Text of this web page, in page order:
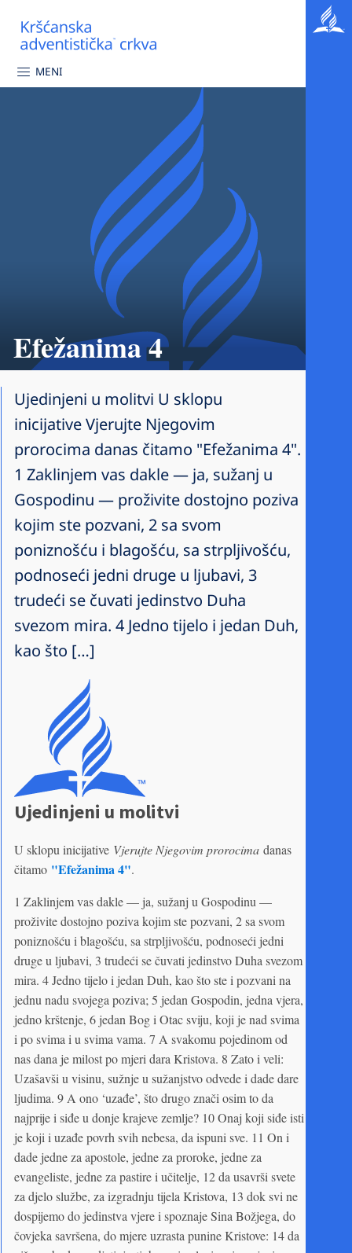
MENI
Efežanima 4
Ujedinjeni u molitvi U sklopu
inicijative Vjerujte Njegovim
prorocima danas čitamo "Efežanima 4".
1 Zaklinjem vas dakle — ja, sužanj u
Gospodinu — proživite dostojno poziva
kojim ste pozvani, 2 sa svom
poniznošću i blagošću, sa strpljivošću,
podnoseći jedni druge u ljubavi, 3
trudeći se čuvati jedinstvo Duha
svezom mira. 4 Jedno tijelo i jedan Duh,
kao što […]
Ujedinjeni u molitvi
U sklopu inicijative Vjerujte Njegovim prorocima danas
čitamo "Efežanima 4".
1 Zaklinjem vas dakle — ja, sužanj u Gospodinu —
proživite dostojno poziva kojim ste pozvani, 2 sa svom
poniznošću i blagošću, sa strpljivošću, podnoseći jedni
druge u ljubavi, 3 trudeći se čuvati jedinstvo Duha svezom
mira. 4 Jedno tijelo i jedan Duh, kao što ste i pozvani na
jednu nadu svojega poziva; 5 jedan Gospodin, jedna vjera,
jedno krštenje, 6 jedan Bog i Otac sviju, koji je nad svima
i po svima i u svima vama. 7 A svakomu pojedinom od
nas dana je milost po mjeri dara Kristova. 8 Zato i veli:
Uzašavši u visinu, sužnje u sužanjstvo odvede i dade dare
ljudima. 9 A ono ‘uzađe’, što drugo znači osim to da
najprije i siđe u donje krajeve zemlje? 10 Onaj koji siđe isti
je koji i uzađe povrh svih nebesa, da ispuni sve. 11 On i
dade jedne za apostole, jedne za proroke, jedne za
evangeliste, jedne za pastire i učitelje, 12 da usavrši svete
za djelo službe, za izgradnju tijela Kristova, 13 dok svi ne
dospijemo do jedinstva vjere i spoznaje Sina Božjega, do
čovjeka savršena, do mjere uzrasta punine Kristove: 14 da